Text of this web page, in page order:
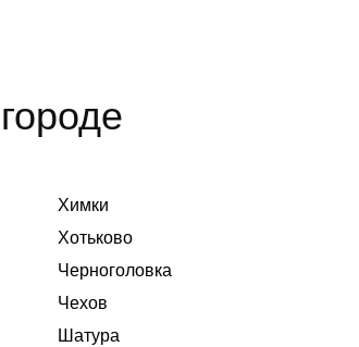
Химки
Хотьково
Черноголовка
Чехов
Шатура